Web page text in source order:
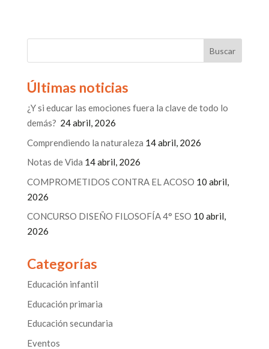
Últimas noticias
¿Y si educar las emociones fuera la clave de todo lo
demás? 24 abril, 2026
Comprendiendo la naturaleza 14 abril, 2026
Notas de Vida 14 abril, 2026
COMPROMETIDOS CONTRA EL ACOSO 10 abril,
2026
CONCURSO DISEÑO FILOSOFÍA 4° ESO 10 abril,
2026
Categorías
Educación infantil
Educación primaria
Educación secundaria
Eventos